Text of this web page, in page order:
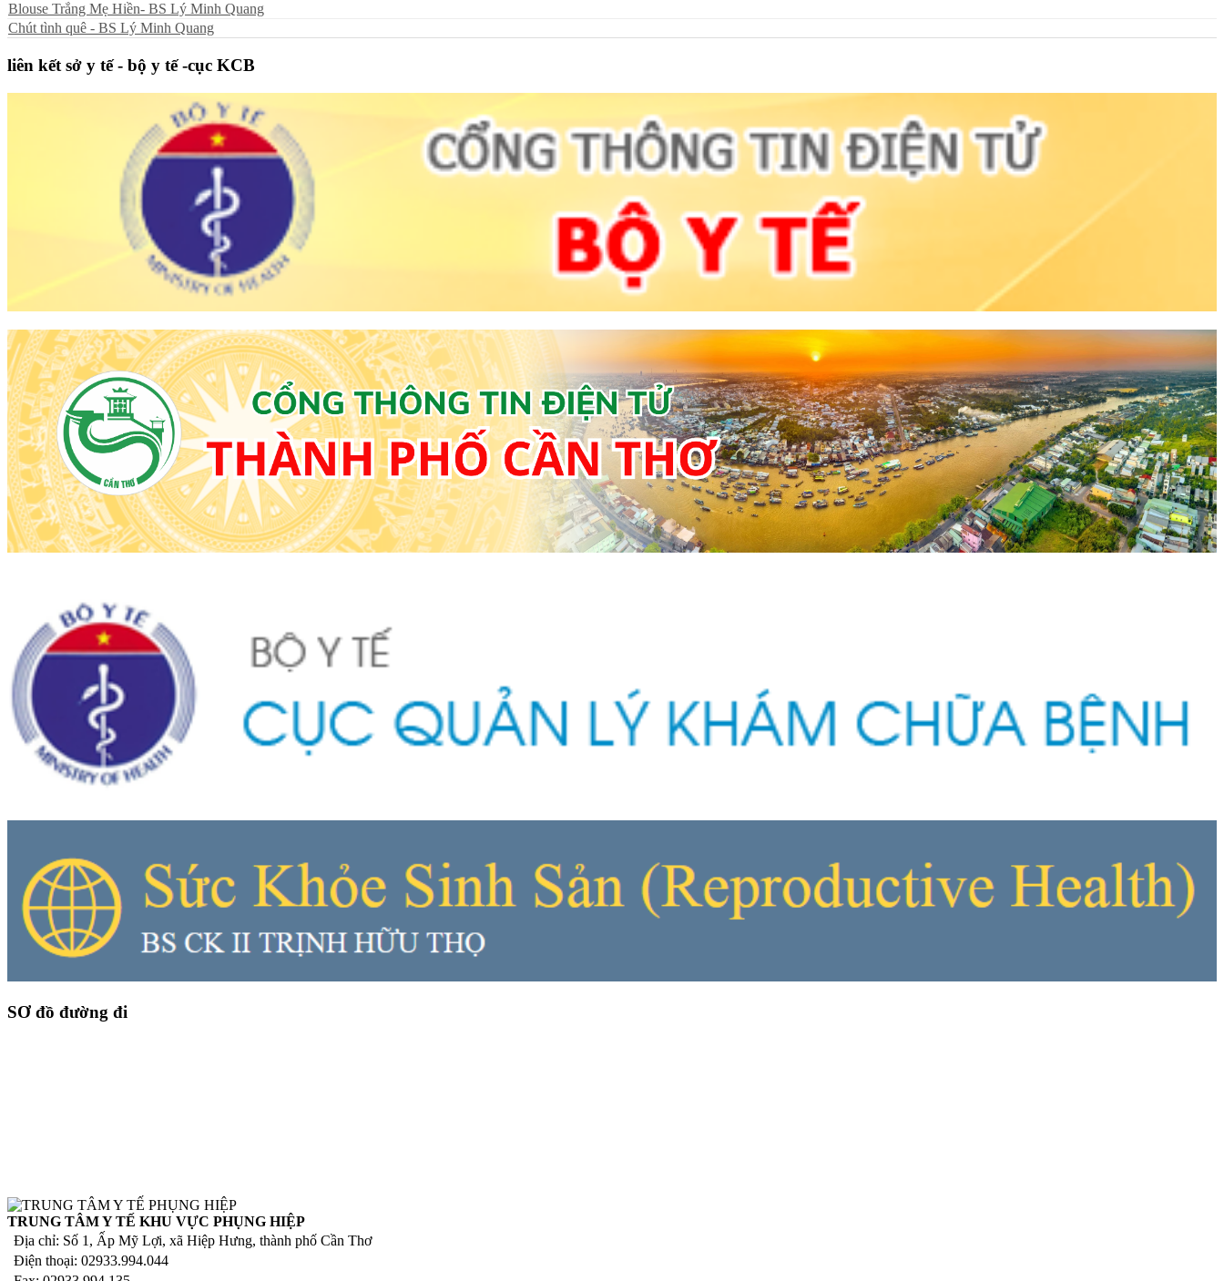
Blouse Trắng Mẹ Hiền- BS Lý Minh Quang
Chút tình quê - BS Lý Minh Quang
liên kết sở y tế - bộ y tế -cục KCB
SƠ đồ đường đi
TRUNG TÂM Y TẾ KHU VỰC PHỤNG HIỆP
Địa chỉ: Số 1, Ấp Mỹ Lợi, xã Hiệp Hưng, thành phố Cần Thơ
Điện thoại: 02933.994.044